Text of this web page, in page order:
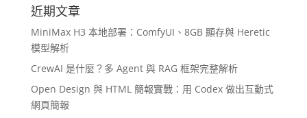
近期文章
MiniMax H3 本地部署：ComfyUI、8GB 顯存與 Heretic
模型解析
CrewAI 是什麼？多 Agent 與 RAG 框架完整解析
Open Design 與 HTML 簡報實戰：用 Codex 做出互動式
網頁簡報